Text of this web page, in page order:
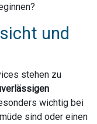
und
stehen zu
wichtig bei
sind oder einen